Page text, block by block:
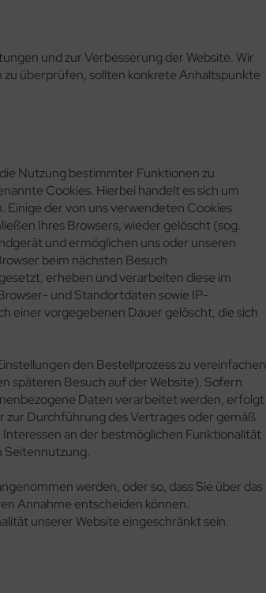
und zur Verbesserung der Website. Wir
überprüfen, sollten konkrete Anhaltspunkte
Nutzung bestimmter Funktionen zu
Cookies. Hierbei handelt es sich um
Einige der von uns verwendeten Cookies
Ihres Browsers, wieder gelöscht (sog.
und ermöglichen uns oder unseren
beim nächsten Besuch
erheben und verarbeiten diese im
und Standortdaten sowie IP-
einer vorgegebenen Dauer gelöscht, die sich
den Bestellprozess zu vereinfachen
späteren Besuch auf der Website). Sofern
Daten verarbeitet werden, erfolgt
zur Durchführung des Vertrages oder gemäß
an der bestmöglichen Funktionalität
Seitennutzung.
werden, oder so, dass Sie über das
Annahme entscheiden können.
unserer Website eingeschränkt sein.